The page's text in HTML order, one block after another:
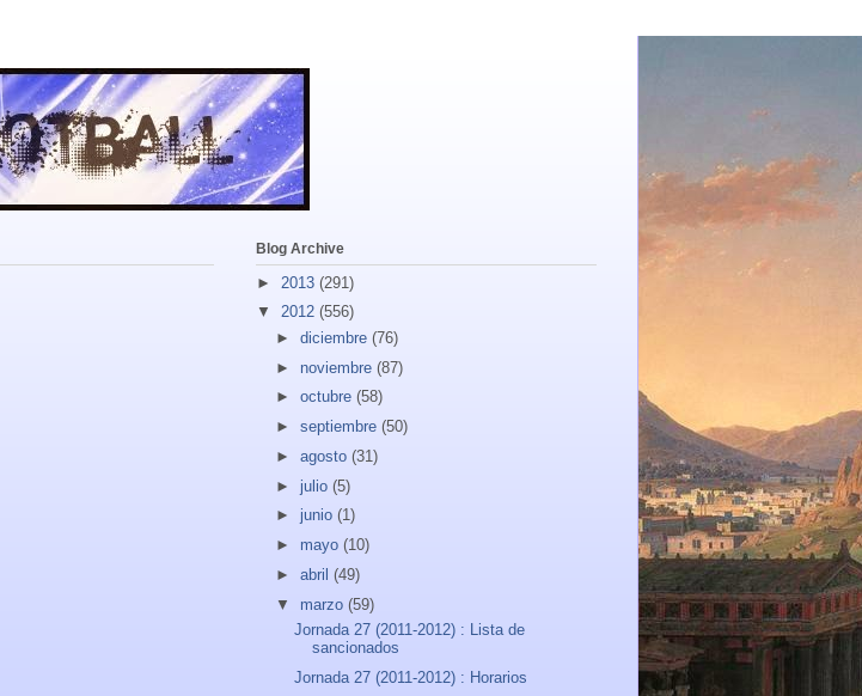
Blog Archive
► 2013 (291)
▼ 2012 (556)
► diciembre (76)
► noviembre (87)
► octubre (58)
► septiembre (50)
► agosto (31)
► julio (5)
► junio (1)
► mayo (10)
► abril (49)
▼ marzo (59)
Jornada 27 (2011-2012) : Lista de
sancionados
Jornada 27 (2011-2012) : Horarios